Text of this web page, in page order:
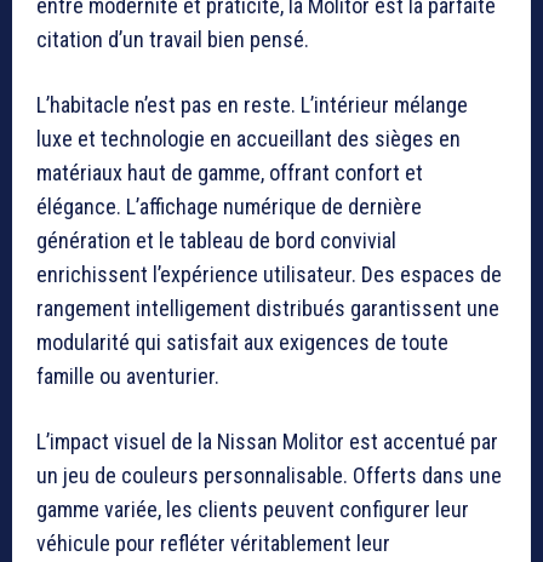
entre modernité et praticité, la Molitor est la parfaite
citation d’un travail bien pensé.
L’habitacle n’est pas en reste. L’intérieur mélange
luxe et technologie en accueillant des sièges en
matériaux haut de gamme, offrant confort et
élégance. L’affichage numérique de dernière
génération et le tableau de bord convivial
enrichissent l’expérience utilisateur. Des espaces de
rangement intelligement distribués garantissent une
modularité qui satisfait aux exigences de toute
famille ou aventurier.
L’impact visuel de la Nissan Molitor est accentué par
un jeu de couleurs personnalisable. Offerts dans une
gamme variée, les clients peuvent configurer leur
véhicule pour refléter véritablement leur